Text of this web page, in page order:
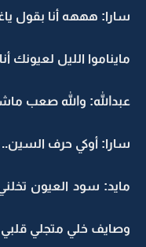
سارا: هههه أنا بقول
مايناموا الليل لعيونك
عبدالله: والله صعب
سارا: أوكي حرف السين..
مايد: سود العيون
وصايف خلي متجلي